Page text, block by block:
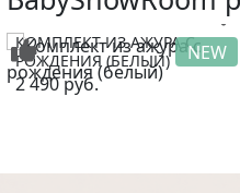
NEW
КОМПЛЕКТ ИЗ АЖУРА С
РОЖДЕНИЯ (БЕЛЫЙ)
2 490руб.